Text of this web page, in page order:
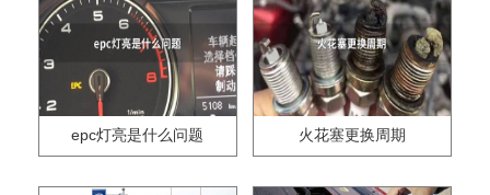
epc灯亮是什么问题 火花塞更换周期